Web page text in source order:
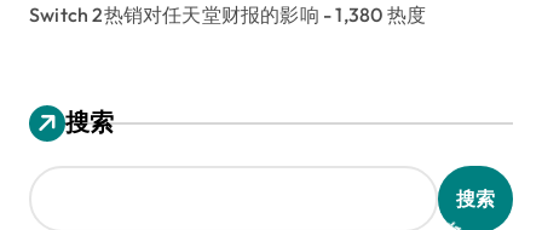
Switch 2热销对任天堂财报的影响 - 1,380 热度
搜索
搜索